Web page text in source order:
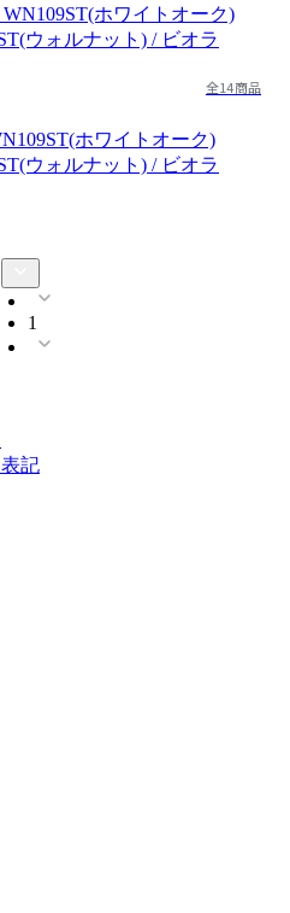
全14商品
ホワイトオーク)
ウォルナット) / ビオラ
1
記